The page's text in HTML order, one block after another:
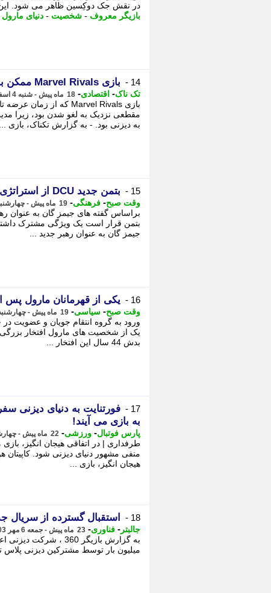
در نقش جک دوکِسین ظاهر می شود. این
بازیگر معروف - شخصیت - دنیای مارول
14 - بازی Marvel Rivals ممکن بود هرگز منتشر نشود
تک ناک- اقتصادی- 18 ماه پیش - شنبه 4 اسفند 1403، 08:06
مقطعی نزدیک به لغو شدن بود، زیرا
به دیزنی بود. - به گزارش تکناک، بازی ...
15 - بتمن جدید DCU از استراتژی اسپایدرمن تام هالند کپی خواهد کرد
وقت صبح- فرهنگی- 19 ماه پیش - چهارشنبه 3 بهمن 1403، 20:28
بتمن قرار است یک ویژگی مشترک
جیمز گان به عنوان رهبر جدید ...
16 - یکی از قهرمانان مارول پس از 44 سال به انتقام جویان اضافه
وقت صبح- سیاسی- 19 ماه پیش - چهارشنبه 3 بهمن 1403، 19:58
ورود به گروه انتقام جویان و عضویت
یک از شخصیت های مارول افتخار
بدش 44 سال این افتخار ...
17 -
فورتنایت به دنیای دیزنی
به بازی می آیند!
پارس فوتبال- ورزشی- 22 ماه پیش - چهارشنبه 18 مهر 1403، 12:57
طرفداری | در اتفاقی هیجان انگیز،
منفی مشهور دنیای دیزنی شود. کاپیتان
هیجان انگیز، بازی ...
18 - استقبال گسترده از سریال
جالبتر - فناوری- 23 ماه پیش - جمعه 6 مهر 1403، 22:07
میلیون بار توسط مشترکین دیزنی